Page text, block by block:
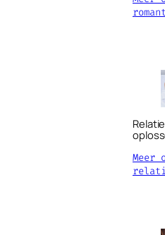
Meer